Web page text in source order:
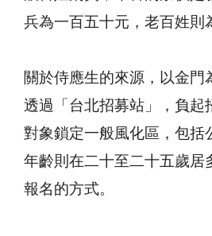
兵為一百五十元，老百姓則
關於侍應生的來源，以金門
透過「台北招募站」，負起
對象鎖定一般風化區，包括
年齡則在二十至二十五歲居
報名的方式。